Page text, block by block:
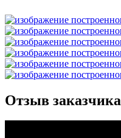
Отзыв заказчика